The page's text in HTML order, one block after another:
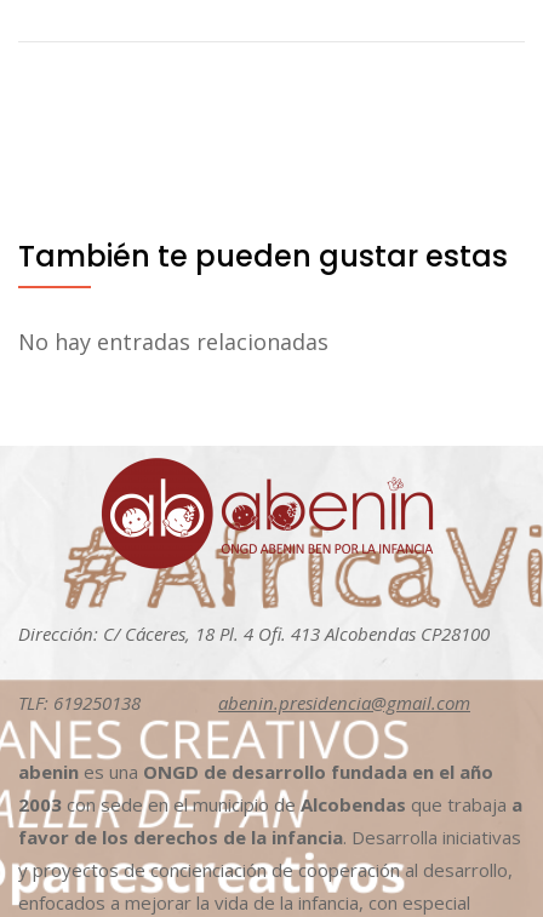
entradas
También te pueden gustar estas
No hay entradas relacionadas
Dirección: C/ Cáceres, 18 Pl. 4 Ofi. 413 Alcobendas CP28100
TLF: 619250138 abenin.presidencia@gmail.com
abenin es una ONGD de desarrollo fundada en el año
2003 con sede en el municipio deAlcobendas que trabaja a
favor de los derechos de la infancia. Desarrolla iniciativas
y proyectos de concienciación de cooperación al desarrollo,
enfocados a mejorar la vida de la infancia, con especial